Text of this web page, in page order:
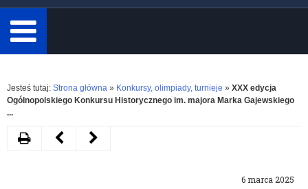
minimum
3
znaki.
Rozwiń
Jesteś tutaj: Strona główna » Konkursy, olimpiady, turnieje » XXX edycja
Ogólnopolskiego Konkursu Historycznego im. majora Marka Gajewskiego
...
6 marca 2025
DrukujNastępnyPoprzedni